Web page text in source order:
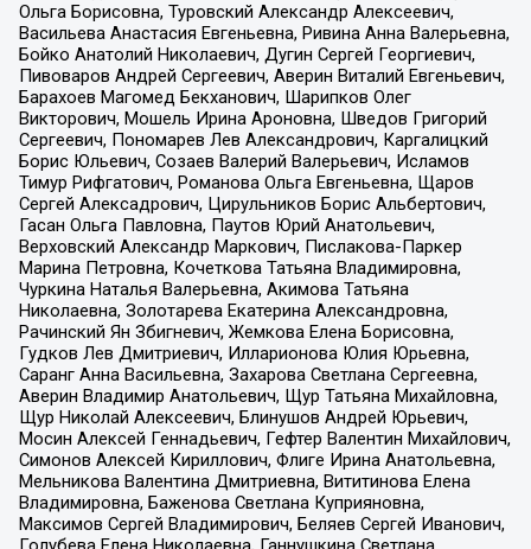
Ольга Борисовна, Туровский Александр Алексеевич,
Васильева Анастасия Евгеньевна, Ривина Анна Валерьевна,
Бойко Анатолий Николаевич, Дугин Сергей Георгиевич,
Пивоваров Андрей Сергеевич, Аверин Виталий Евгеньевич,
Барахоев Магомед Бекханович, Шарипков Олег
Викторович, Мошель Ирина Ароновна, Шведов Григорий
Сергеевич, Пономарев Лев Александрович, Каргалицкий
Борис Юльевич, Созаев Валерий Валерьевич, Исламов
Тимур Рифгатович, Романова Ольга Евгеньевна, Щаров
Сергей Алексадрович, Цирульников Борис Альбертович,
Гасан Ольга Павловна, Паутов Юрий Анатольевич,
Верховский Александр Маркович, Пислакова-Паркер
Марина Петровна, Кочеткова Татьяна Владимировна,
Чуркина Наталья Валерьевна, Акимова Татьяна
Николаевна, Золотарева Екатерина Александровна,
Рачинский Ян Збигневич, Жемкова Елена Борисовна,
Гудков Лев Дмитриевич, Илларионова Юлия Юрьевна,
Саранг Анна Васильевна, Захарова Светлана Сергеевна,
Аверин Владимир Анатольевич, Щур Татьяна Михайловна,
Щур Николай Алексеевич, Блинушов Андрей Юрьевич,
Мосин Алексей Геннадьевич, Гефтер Валентин Михайлович,
Симонов Алексей Кириллович, Флиге Ирина Анатольевна,
Мельникова Валентина Дмитриевна, Вититинова Елена
Владимировна, Баженова Светлана Куприяновна,
Максимов Сергей Владимирович, Беляев Сергей Иванович,